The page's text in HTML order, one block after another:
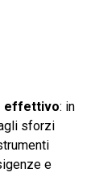
effettivo: in
sforzi
e